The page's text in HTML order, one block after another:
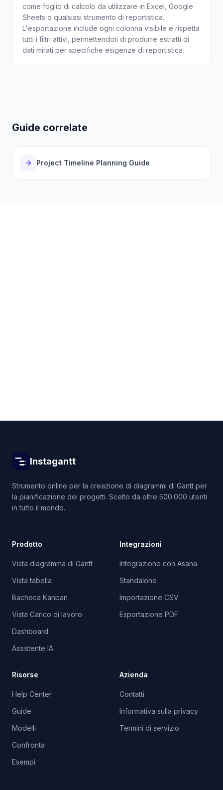
come foglio di calcolo da utilizzare in Excel, Google
Sheets o qualsiasi strumento di reportistica.
L'esportazione include ogni colonna visibile e rispetta
tutti i filtri attivi, permettendoti di produrre estratti di
dati mirati per specifiche esigenze di reportistica.
Guide correlate
Project Timeline Planning Guide
Instagantt
Strumento online per la creazione di diagrammi di Gantt per
la pianificazione dei progetti. Scelto da oltre 500.000 utenti
in tutto il mondo.
Prodotto
Vista diagramma di Gantt
Vista tabella
Bacheca Kanban
Vista Carico di lavoro
Dashboard
Assistente IA
Integrazioni
Integrazione con Asana
Standalone
Importazione CSV
Esportazione PDF
Risorse
Help Center
Guide
Modelli
Confronta
Esempi
Azienda
Contatti
Informativa sulla privacy
Termini di servizio